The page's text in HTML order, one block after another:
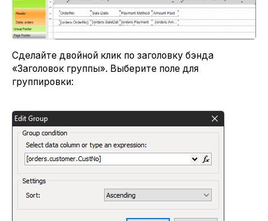
Сделайте двойной клик по заголовку бэнда
«Заголовок группы». Выберите поле для
группировки: